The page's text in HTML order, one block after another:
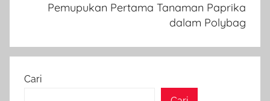
Pemupukan Pertama Tanaman Paprika
dalam Polybag
Cari